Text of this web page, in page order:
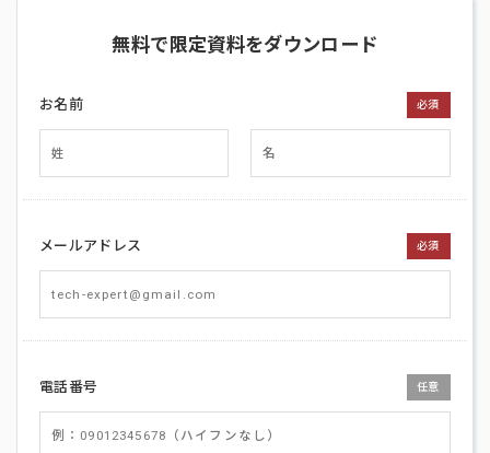
無料で限定資料をダウンロード
お名前 必須
メールアドレス 必須
電話番号 任意